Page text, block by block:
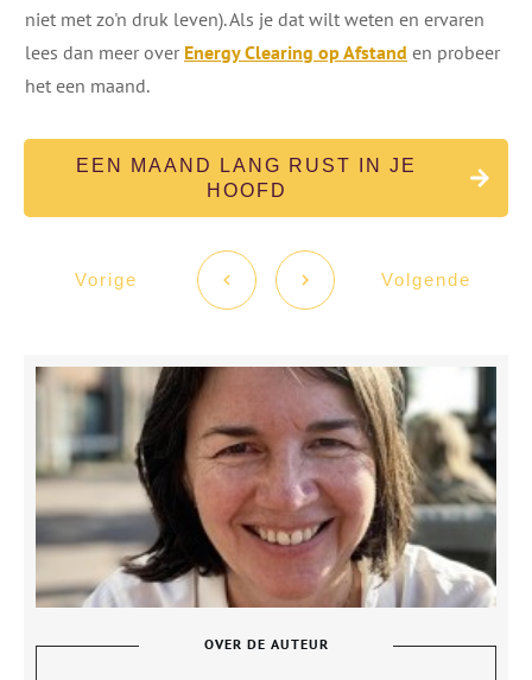
niet met zo'n druk leven). Als je dat wilt weten en ervaren
lees dan meer over Energy Clearing op Afstand en probeer
het een maand.
EEN MAAND LANG RUST IN JE
HOOFD
Vorige Volgende
OVER DE AUTEUR